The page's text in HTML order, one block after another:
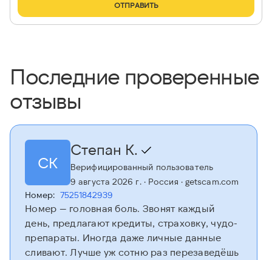
ОТПРАВИТЬ
Последние проверенные
отзывы
СК
Степан К.
Верифицированный пользователь
9 августа 2026 г.· Россия · getscam.com
Номер: 75251842939
Номер — головная боль. Звонят каждый
день, предлагают кредиты, страховку, чудо-
препараты. Иногда даже личные данные
сливают. Лучше уж сотню раз перезаведёшь